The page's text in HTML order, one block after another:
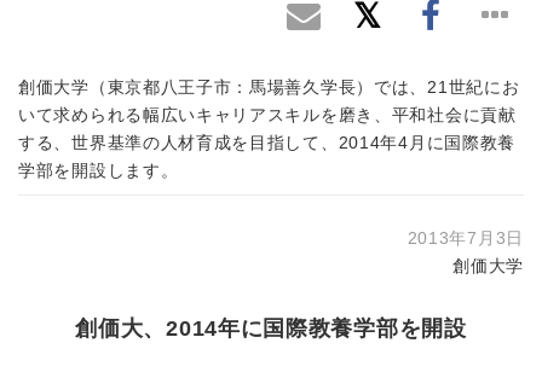
創価大学（東京都八王子市：馬場善久学長）では、21世紀にお
いて求められる幅広いキャリアスキルを磨き、平和社会に貢献
する、世界基準の人材育成を目指して、2014年4月に国際教養
学部を開設します。
2013年7月3日
創価大学
創価大、2014年に国際教養学部を開設